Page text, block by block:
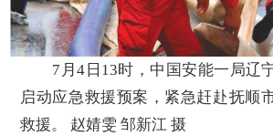
7月4日13时，中国安能一局辽
启动应急救援预案，紧急赶赴抚顺
救援。 赵婧雯 邹新江 摄